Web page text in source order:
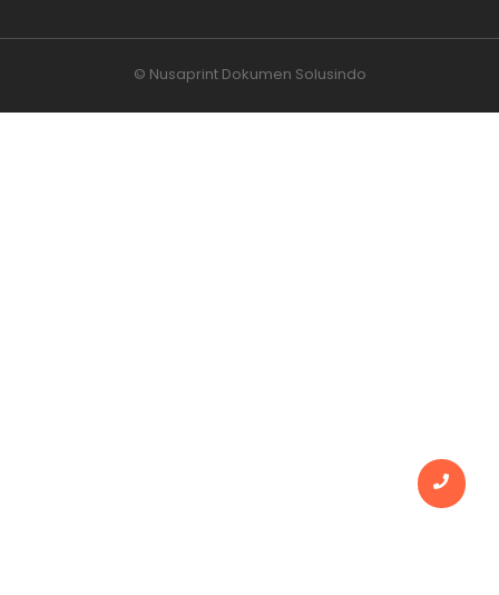
© Nusaprint Dokumen Solusindo